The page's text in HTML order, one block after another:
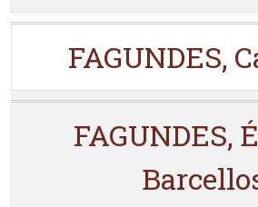
FAGUNDES,
FAGUNDES,